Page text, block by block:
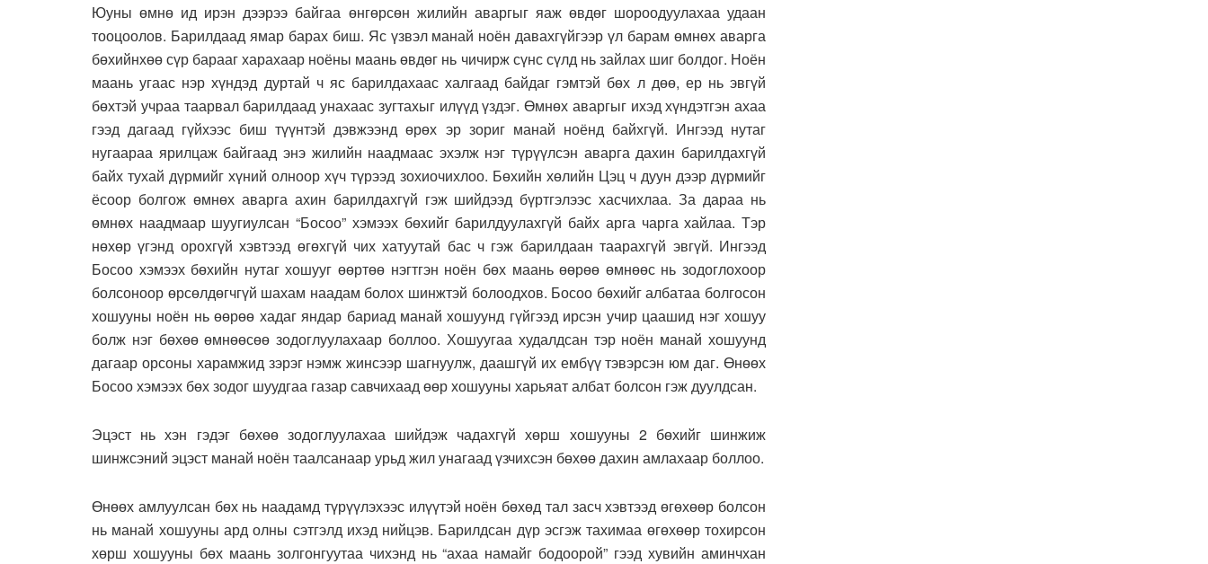
Юуны өмнө ид ирэн дээрээ байгаа өнгөрсөн жилийн аваргыг яаж өвдөг шороодуулахаа удаан
тооцоолов. Барилдаад ямар барах биш. Яс үзвэл манай ноён давахгүйгээр үл барам өмнөх аварга
бөхийнхөө сүр барааг харахаар ноёны маань өвдөг нь чичирж сүнс сүлд нь зайлах шиг болдог. Ноён
маань угаас нэр хүндэд дуртай ч яс барилдахаас халгаад байдаг гэмтэй бөх л дөө, ер нь эвгүй
бөхтэй учраа таарвал барилдаад унахаас зугтахыг илүүд үздэг. Өмнөх аваргыг ихэд хүндэтгэн ахаа
гээд дагаад гүйхээс биш түүнтэй дэвжээнд өрөх эр зориг манай ноёнд байхгүй. Ингээд нутаг
нугаараа ярилцаж байгаад энэ жилийн наадмаас эхэлж нэг түрүүлсэн аварга дахин барилдахгүй
байх тухай дүрмийг хүний олноор хүч түрээд зохиочихлоо. Бөхийн хөлийн Цэц ч дуун дээр дүрмийг
ёсоор болгож өмнөх аварга ахин барилдахгүй гэж шийдээд бүртгэлээс хасчихлаа. За дараа нь
өмнөх наадмаар шуугиулсан “Босоо” хэмээх бөхийг барилдуулахгүй байх арга чарга хайлаа. Тэр
нөхөр үгэнд орохгүй хэвтээд өгөхгүй чих хатуутай бас ч гэж барилдаан таарахгүй эвгүй. Ингээд
Босоо хэмээх бөхийн нутаг хошууг өөртөө нэгтгэн ноён бөх маань өөрөө өмнөөс нь зодоглохоор
болсоноор өрсөлдөгчгүй шахам наадам болох шинжтэй болоодхов. Босоо бөхийг албатаа болгосон
хошууны ноён нь өөрөө хадаг яндар бариад манай хошуунд гүйгээд ирсэн учир цаашид нэг хошуу
болж нэг бөхөө өмнөөсөө зодоглуулахаар боллоо. Хошуугаа худалдсан тэр ноён манай хошуунд
дагаар орсоны харамжид зэрэг нэмж жинсээр шагнуулж, даашгүй их ембүү тэвэрсэн юм даг. Өнөөх
Босоо хэмээх бөх зодог шуудгаа газар савчихаад өөр хошууны харьяат албат болсон гэж дуулдсан.
Эцэст нь хэн гэдэг бөхөө зодоглуулахаа шийдэж чадахгүй хөрш хошууны 2 бөхийг шинжиж
шинжсэний эцэст манай ноён таалсанаар урьд жил унагаад үзчихсэн бөхөө дахин амлахаар боллоо.
Өнөөх амлуулсан бөх нь наадамд түрүүлэхээс илүүтэй ноён бөхөд тал засч хэвтээд өгөхөөр болсон
нь манай хошууны ард олны сэтгэлд ихэд нийцэв. Барилдсан дүр эсгэж тахимаа өгөхөөр тохирсон
хөрш хошууны бөх маань золгонгуутаа чихэнд нь “ахаа намайг бодоорой” гээд хувийн аминчхан